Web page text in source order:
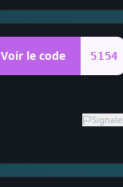
Voir le code 5154